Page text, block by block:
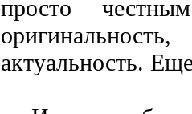
просто
актуальность.